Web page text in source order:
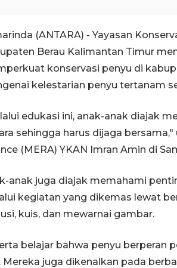
(ANTARA) - Yayasan
Berau Kalimantan Timur
konservasi penyu di
kelestarian penyu tertanam
edukasi ini, anak-anak diajak
sehingga harus dijaga
(MERA) YKAN Imran Amin di
anak juga diajak memahami
kegiatan yang dikemas lewat
kuis, dan mewarnai gambar.
belajar bahwa penyu berperan
Mereka juga dikenalkan pada